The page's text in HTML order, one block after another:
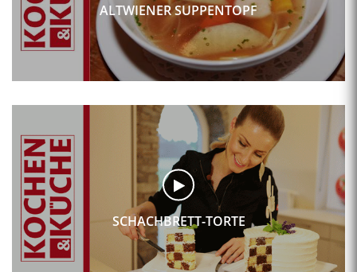
ALTWIENER SUPPENTOPF
SCHACHBRETT-TORTE